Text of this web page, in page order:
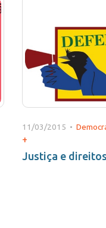
11/03/2015 •
+
Justiça e